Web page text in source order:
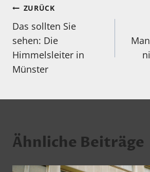
Beitragsnavigation
ZURÜCK
Das sollten Sie
sehen: Die
Himmelsleiter in
Münster
Ähnliche Beiträge